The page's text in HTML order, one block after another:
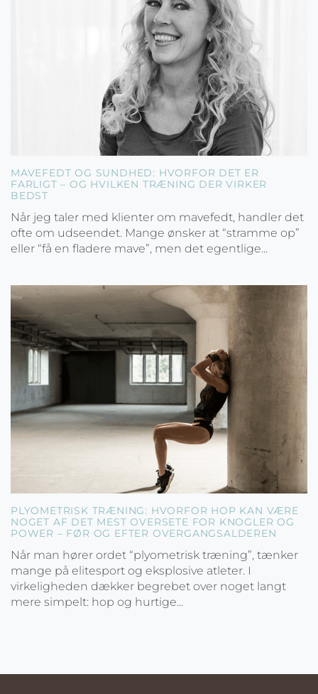
MAVEFEDT OG SUNDHED: HVORFOR DET ER
FARLIGT – OG HVILKEN TRÆNING DER VIRKER
BEDST
Når jeg taler med klienter om mavefedt, handler det
ofte om udseendet. Mange ønsker at “stramme op”
eller “få en fladere mave”, men det egentlige...
PLYOMETRISK TRÆNING: HVORFOR HOP KAN VÆRE
NOGET AF DET MEST OVERSETE FOR KNOGLER OG
POWER – FØR OG EFTER OVERGANGSALDEREN
Når man hører ordet “plyometrisk træning”, tænker
mange på elitesport og eksplosive atleter. I
virkeligheden dækker begrebet over noget langt
mere simpelt: hop og hurtige...